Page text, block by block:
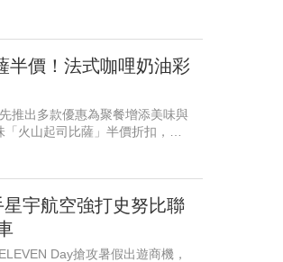
2件就能參加抽獎試手氣，最低
半價！法式咖哩奶油彩
推出多款優惠為聚餐增添美味與
火山起司比薩」半價折扣，最
餐」及888元起「火山芝心爸發
宇航空強打史努比聯
Day搶攻暑假出遊商機，